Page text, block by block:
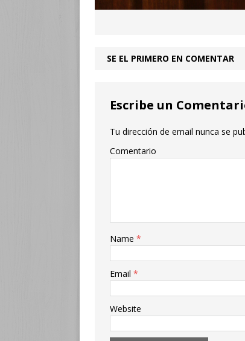
SE EL PRIMERO EN COMENTAR
Escribe un
Tu dirección de email nunca se
Comentario
Name *
Email *
Website